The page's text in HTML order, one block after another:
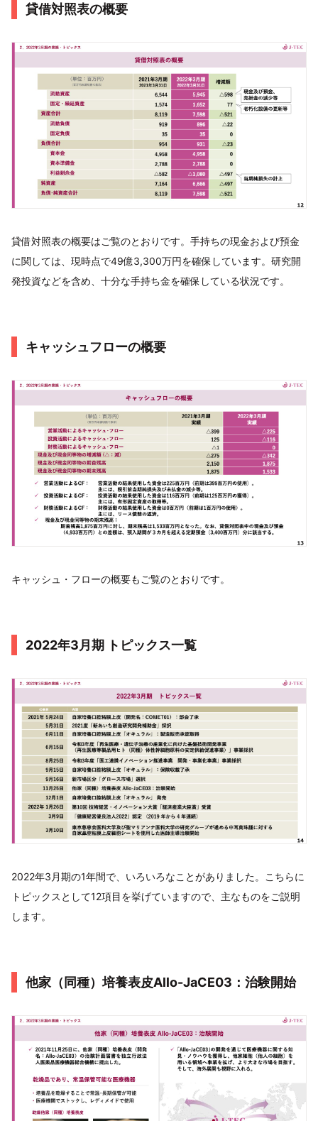
貸借対照表の概要
貸借対照表の概要はご覧のとおりです。手持ちの現金および預金
に関しては、現時点で49億3,300万円を確保しています。研究開
発投資などを含め、十分な手持ち金を確保している状況です。
キャッシュフローの概要
キャッシュ・フローの概要もご覧のとおりです。
2022年3月期 トピックス一覧
2022年3月期の1年間で、いろいろなことがありました。こちらに
トピックスとして12項目を挙げていますので、主なものをご説明
します。
他家（同種）培養表皮Allo-JaCE03：治験開始